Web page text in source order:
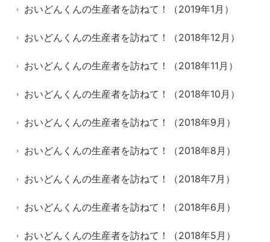
おいどんくんの生産者を訪ねて！（2019年1月）
おいどんくんの生産者を訪ねて！（2018年12月）
おいどんくんの生産者を訪ねて！（2018年11月）
おいどんくんの生産者を訪ねて！（2018年10月）
おいどんくんの生産者を訪ねて！（2018年9月）
おいどんくんの生産者を訪ねて！（2018年8月）
おいどんくんの生産者を訪ねて！（2018年7月）
おいどんくんの生産者を訪ねて！（2018年6月）
おいどんくんの生産者を訪ねて！（2018年5月）